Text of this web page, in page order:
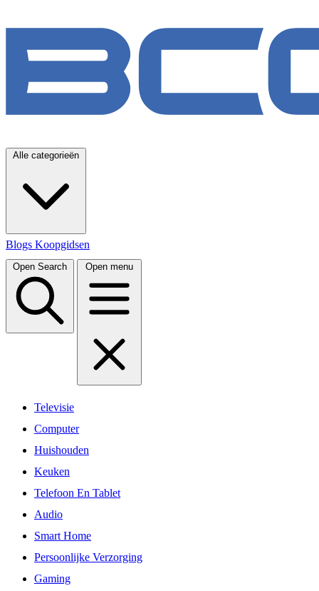
Alle categorieën
Blogs Koopgidsen
Open Search Open menu
Televisie
Computer
Huishouden
Keuken
Telefoon En Tablet
Audio
Smart Home
Persoonlijke Verzorging
Gaming